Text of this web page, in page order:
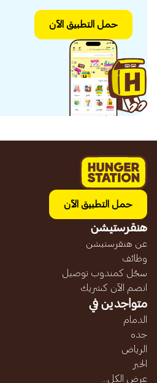
حمل التطبيق الآن
حمل التطبيق الآن
هنقرستيشن
عن هنقرستيشن
وظائف
سجّل كمندوب توصيل
انضم الآن كشريك
متواجدين في
الدمام
جده
الرياض
الخبر
عرض الكل...